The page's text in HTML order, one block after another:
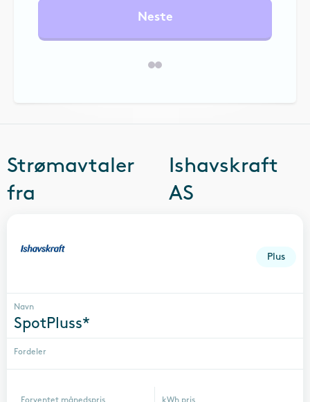
Neste
Strømavtaler
fra
Ishavskraft
AS
Plus
Navn
SpotPluss*
Fordeler
Forventet månedspris kWh pris